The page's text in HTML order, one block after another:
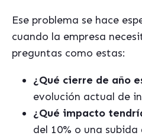
Ese problema se hace
cuando la empresa
preguntas como estas:
¿Qué cierre de año
evolución actual de
¿Qué impacto
del 10% o una